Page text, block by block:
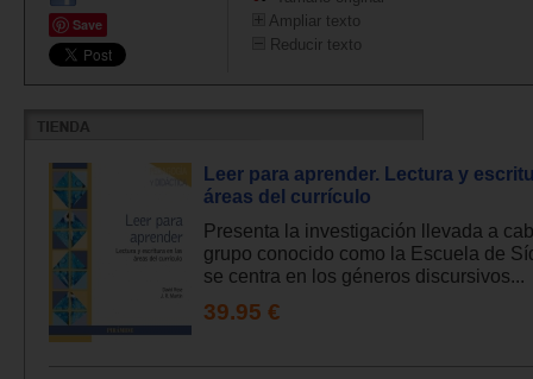
Save
Ampliar texto
Reducir texto
Leer para aprender. Lectura y
áreas del currículo
Presenta la investigación llevada a
grupo conocido como la Escuela de
se centra en los géneros discursivos...
39.95 €